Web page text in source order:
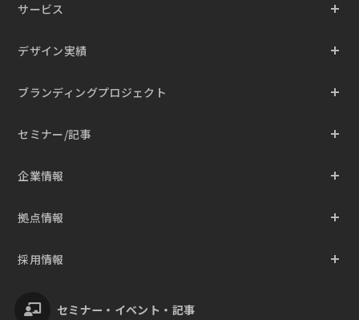
セミナー・イベント・記事
サービス
デザイン実績
ブランディングプロジェクト
セミナー/記事
企業情報
拠点情報
採用情報